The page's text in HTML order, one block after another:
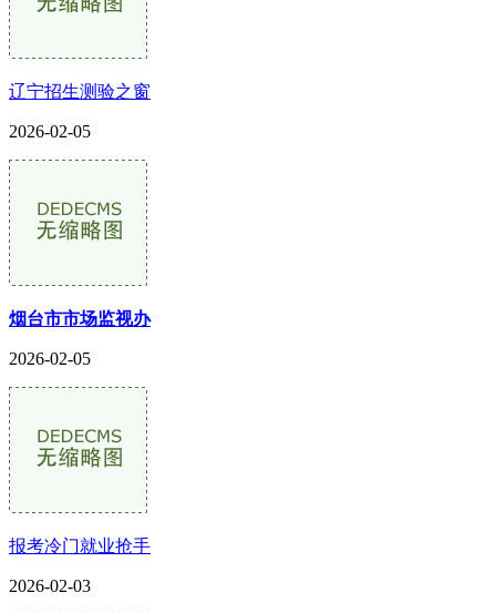
辽宁招生测验之窗
2026-02-05
烟台市市场监视办
2026-02-05
报考冷门就业抢手
2026-02-03